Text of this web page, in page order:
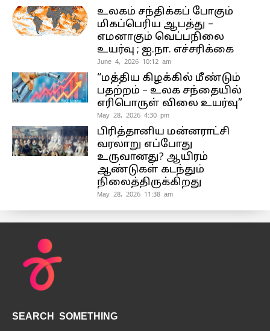
உலகம் சந்திக்கப் போகும்
மிகப்பெரிய ஆபத்து –
எமனாகும் வெப்பநிலை
உயர்வு ; ஐ.நா. எச்சரிக்கை
June 4, 2026 10:12 am
“மத்திய கிழக்கில் மீண்டும்
பதற்றம் – உலக சந்தையில்
எரிபொருள் விலை உயர்வு”
May 28, 2026 4:30 pm
பிரித்தானிய மன்னராட்சி
வரலாறு எப்போது
உருவானது? ஆயிரம்
ஆண்டுகள் கடந்தும்
நிலைத்திருக்கிறது
May 28, 2026 11:38 am
SEARCH SOMETHING